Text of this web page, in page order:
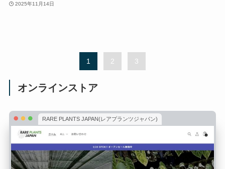
2025年11月14日
1 2 3
オンラインストア
RARE PLANTS JAPAN(レアプランツジャパン)